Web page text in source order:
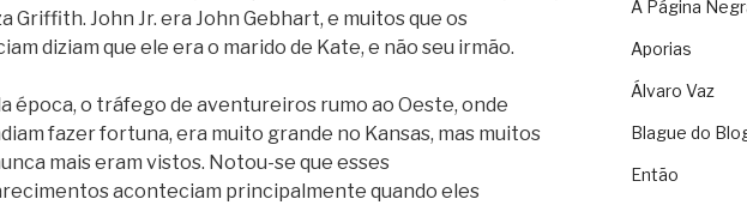
Griffith. John Jr. era John Gebhart, e muitos que os
diziam que ele era o marido de Kate, e não seu irmão.
época, o tráfego de aventureiros rumo ao Oeste, onde
fazer fortuna, era muito grande no Kansas, mas muitos
mais eram vistos. Notou-se que esses
aconteciam principalmente quando eles
A Página
Aporias
Álvaro Vaz
Blague do
Então